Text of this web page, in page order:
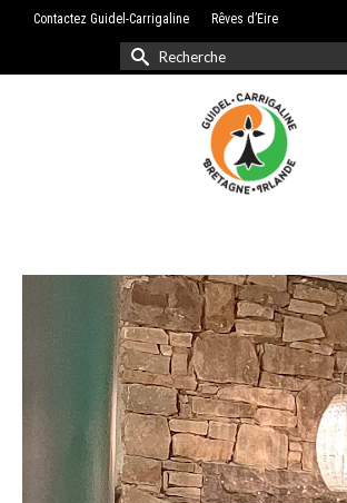
Contactez Guidel-Carrigaline Rêves d’Eire
Rechercher :